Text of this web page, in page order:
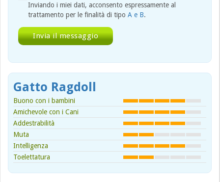
Inviando i miei dati, acconsento espressamente al
trattamento per le finalità di tipo A e B.
Gatto Ragdoll
Buono con i bambini
Amichevole con i Cani
Addestrabilità
Muta
Intelligenza
Toelettatura